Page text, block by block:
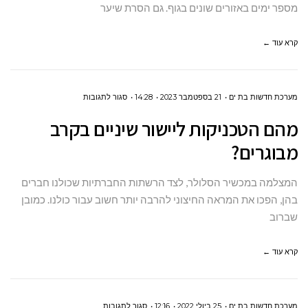
מספר ימים באזורים שונים בגוף. גם הסרת שיער
קרא עוד ←
מערכת חדשות בת ים 21 בספטמבר 2023 14:28 סגור לתגובותעל
הטכניקות
מהם הטכניקות ליישור שיניים בקרב
מבוגרים?
המצלמה במכשיר הסלולר, לצד הרשתות החברתיות שכולנו חברים
בהן, הפכו את המראה החיצוני להרבה יותר חשוב עבור כולנו. כמובן
שברוב
קרא עוד ←
מערכת חדשות בת ים 25 ביולי 2022 12:16 סגור לתגובותעל